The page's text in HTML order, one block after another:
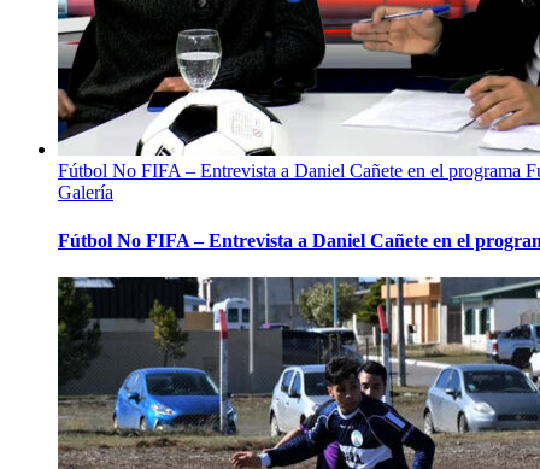
Fútbol No FIFA – Entrevista a Daniel Cañete en el programa
Galería
Fútbol No FIFA – Entrevista a Daniel Cañete en el